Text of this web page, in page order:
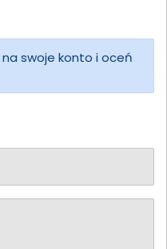
swoje konto i oceń